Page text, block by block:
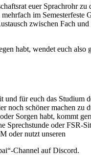
euer Sprachrohr zu
im Semesterfeste
zwischen Fach und
habt, wendet euch also
und für euch das Studium
noch schöner machen zu
Sorgen habt, kommt
Sprechstunde oder FSR-
oder nutzt unseren
Channel auf Discord.